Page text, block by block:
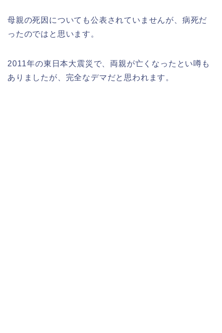
母親の死因についても公表されていませんが、病死だ
ったのではと思います。
2011年の東日本大震災で、両親が亡くなったとい噂も
ありましたが、完全なデマだと思われます。